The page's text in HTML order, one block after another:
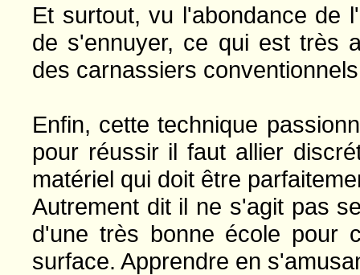
Et surtout, vu l'abondance de
de s'ennuyer, ce qui est très
des carnassiers
Enfin, cette technique
pour réussir il faut allier
matériel qui doit être
Autrement dit il ne s'agit pas
d'une très bonne école pour
surface. Apprendre en